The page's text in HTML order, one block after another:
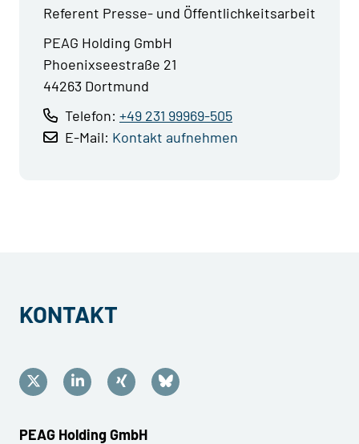
Referent Presse- und Öffentlichkeitsarbeit
PEAG Holding GmbH
Phoenixseestraße 21
44263 Dortmund
Telefon: +49 231 99969-505
E-Mail: Kontakt aufnehmen
KONTAKT
PEAG Holding GmbH